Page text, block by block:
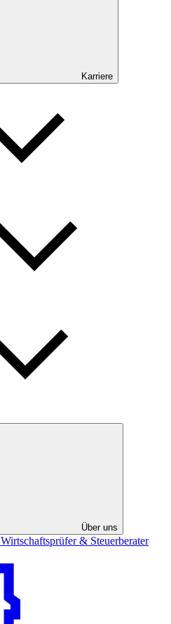
Karriere
Über uns
Wirtschaftsprüfer & Steuerberater